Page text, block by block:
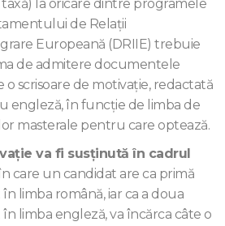
la oricare dintre programele
de Relații
Europeană (DRIIE) trebuie
de admitere documentele
o scrisoare de motivaţie, redactată
engleză, în funcție de limba de
masterale pentru care optează.
va fi susţinută în cadrul
care un candidat are ca primă
limba română, iar ca a doua
limba engleză, va încărca câte o